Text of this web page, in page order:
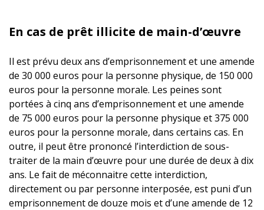
En cas de prêt illicite de main-d’œuvre
Il est prévu deux ans d’emprisonnement et une amende
de 30 000 euros pour la personne physique, de 150 000
euros pour la personne morale. Les peines sont
portées à cinq ans d’emprisonnement et une amende
de 75 000 euros pour la personne physique et 375 000
euros pour la personne morale, dans certains cas. En
outre, il peut être prononcé l’interdiction de sous-
traiter de la main d’œuvre pour une durée de deux à dix
ans. Le fait de méconnaitre cette interdiction,
directement ou par personne interposée, est puni d’un
emprisonnement de douze mois et d’une amende de 12